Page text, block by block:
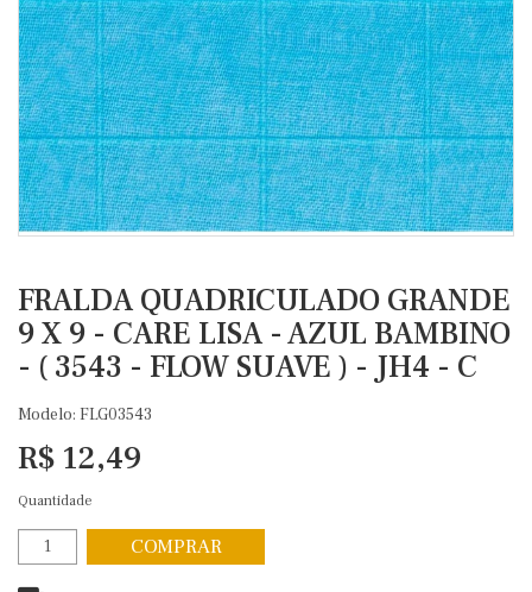
FRALDA QUADRICULADO GRANDE
9 X 9 - CARE LISA - AZUL BAMBINO
- ( 3543 - FLOW SUAVE ) - JH4 - C
Modelo: FLG03543
R$ 12,49
Quantidade
COMPRAR